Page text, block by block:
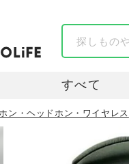
すべて
ン・ヘッドホン・ワイヤレス